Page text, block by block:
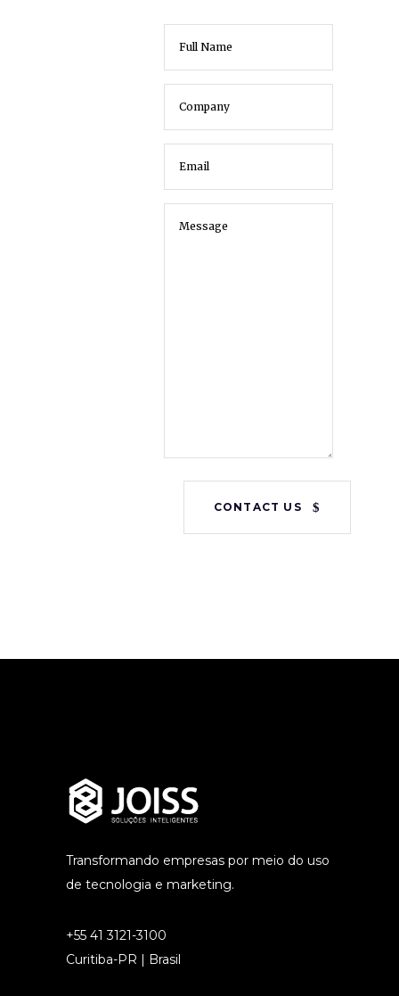
CONTACT US
Transformando empresas por meio do uso
de tecnologia e marketing.
+55 41 3121-3100
Curitiba-PR | Brasil